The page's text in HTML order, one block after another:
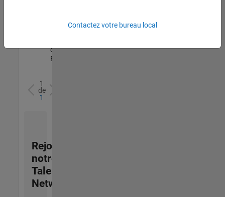
Engineer
qualité |
Expérimenté(e)
1
de
1
Rejoignez
notre
Talent
Network
Contactez votre bureau local